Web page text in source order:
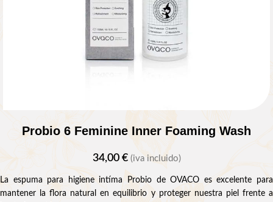
Probio 6 Feminine Inner Foaming Wash
34,00 € (iva incluido)
La espuma para higiene intíma Probio de OVACO es excelente para
mantener la flora natural en equilibrio y proteger nuestra piel frente a